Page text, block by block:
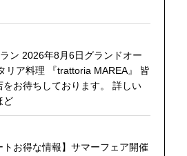
ン 2026年8月6日グランドオー
リア料理 『trattoria MAREA』 皆
をお待ちしております。 詳しい
ど
トお得な情報】サマーフェア開催